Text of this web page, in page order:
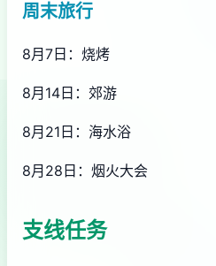
周末旅行
8月7日：烧烤
8月14日：郊游
8月21日：海水浴
8月28日：烟火大会
支线任务